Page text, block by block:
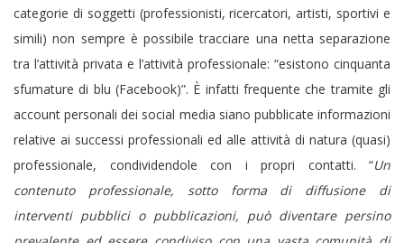
categorie di soggetti (professionisti, ricercatori, artisti, sportivi e
simili) non sempre è possibile tracciare una netta separazione
tra l’attività privata e l’attività professionale: “esistono cinquanta
sfumature di blu (Facebook)”. È infatti frequente che tramite gli
account personali dei social media siano pubblicate informazioni
relative ai successi professionali ed alle attività di natura (quasi)
professionale, condividendole con i propri contatti. “Un
contenuto professionale, sotto forma di diffusione di
interventi pubblici o pubblicazioni, può diventare persino